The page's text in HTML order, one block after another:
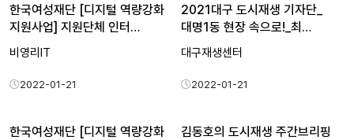
한국여성재단 [디지털 역량강화
지원사업] 지원단체 인터…
비영리IT
2022-01-21
2021대구 도시재생 기자단_
대명1동 현장 속으로!_최…
대구재생센터
2022-01-21
한국여성재단 [디지털 역량강화
김동호의 도시재생 주간브리핑